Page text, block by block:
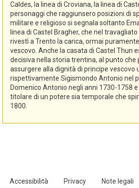
Caldes, la linea di Croviana, la linea di
personaggi che raggiunsero posizioni di
militare e religioso si segnala soltanto
linea di Castel Bragher, che nel
rivestì a Trento la carica, ormai
vescovo. Anche la casata di Castel Thun
decisiva nella storia trentina, al punto che
assurgere alla dignità di principe vescovo
rispettivamente Sigismondo Antonio nel
Domenico Antonio negli anni 1730-1758
titolare di un potere sia temporale che
1800.
Accessibilità Privacy Note legali